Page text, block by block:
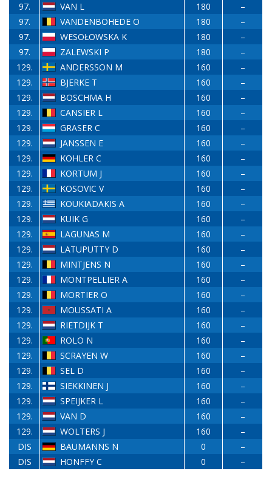
97.
VAN L 180
–
97.
VANDENBOHEDE O 180
–
97.
WESOŁOWSKA K 180
–
97.
ZALEWSKI P 180
–
129.
ANDERSSON M 160
–
129.
BJERKE T 160
–
129.
BOSCHMA H 160
–
129.
CANSIER L 160
–
129.
GRASER C 160
–
129.
JANSSEN E 160
–
129.
KOHLER C 160
–
129.
KORTUM J 160
–
129.
KOSOVIC V 160
–
129.
KOUKIADAKIS A 160
–
129.
KUIK G 160
–
129.
LAGUNAS M 160
–
129.
LATUPUTTY D 160
–
129.
MINTJENS N 160
–
129.
MONTPELLIER A 160
–
129.
MORTIER O 160
–
129.
MOUSSATI A 160
–
129.
RIETDIJK T 160
–
129.
ROLO N 160
–
129.
SCRAYEN W 160
–
129.
SEL D 160
–
129.
SIEKKINEN J 160
–
129.
SPEIJKER L 160
–
129.
VAN D 160
–
129.
WOLTERS J 160
–
DIS
BAUMANNS N 0
–
DIS
HONFFY C 0 –